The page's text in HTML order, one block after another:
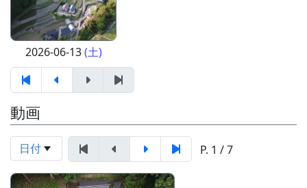
2026-06-13(土)
動画
日付 P. 1 / 7